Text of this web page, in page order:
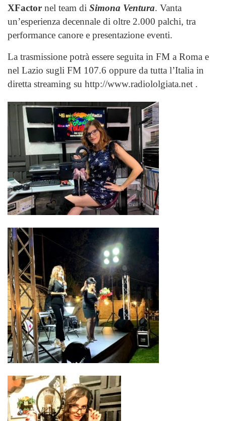
XFactor nel team di Simona Ventura. Vanta
un’esperienza decennale di oltre 2.000 palchi, tra
performance canore e presentazione eventi.
La trasmissione potrà essere seguita in FM a Roma e
nel Lazio sugli FM 107.6 oppure da tutta l’Italia in
diretta streaming su http://www.radiololgiata.net .